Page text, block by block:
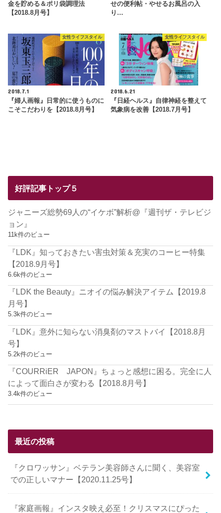
金を貯める＆ポリ袋調理法
【2018.8月号】
せの便利帖・やせるお風呂の入
り…
女性ライフスタイル
2018.7.1
『婦人画報』日常的に使うものに
こそこだわりを【2018.8月号】
女性ライフスタイル
2018.6.21
『日経ヘルス』自律神経を整えて
気象病を改善【2018.7月号】
好評記事トップ５
ジャニーズ総勢69人の“イケボ”解析@『週刊ザ・テレビジ
ョン』
11k件のビュー
『LDK』知っておきたい害虫対策＆充実のコーヒー特集
【2018.9月号】
6.6k件のビュー
『LDK the Beauty』ニオイの悩み解決アイテム【2019.8
月号】
5.3k件のビュー
『LDK』意外に知らない消臭剤のマストバイ【2018.8月
号】
5.2k件のビュー
『COURRiER JAPON』ちょっと感想に困る。完全に人
によって面白さが変わる【2018.8月号】
3.4k件のビュー
最近の投稿
『クロワッサン』ベテラン美容師さんに聞く、美容室
での正しいマナー【2020.11.25号】
『家庭画報』インスタ映え必至！クリスマスにぴった